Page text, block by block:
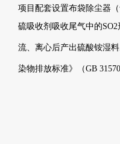
项目配套设置布袋除尘器
硫吸收剂吸收尾气中的
流、离心后产出硫酸铵湿
染物排放标准》（GB